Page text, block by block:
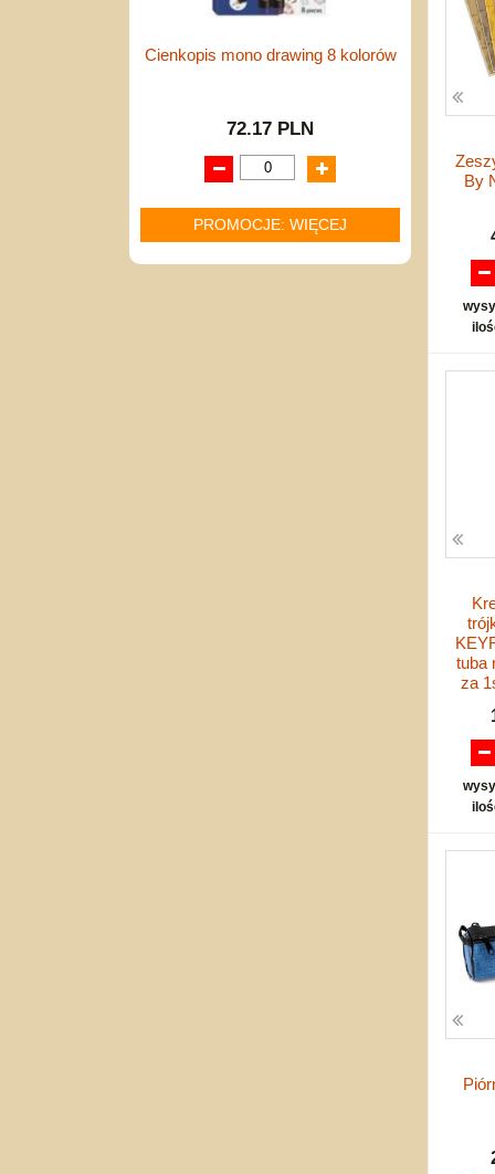
Cienkopis mono drawing 8 kolorów
72.17 PLN
PROMOCJE: WIĘCEJ
By
tuba
za